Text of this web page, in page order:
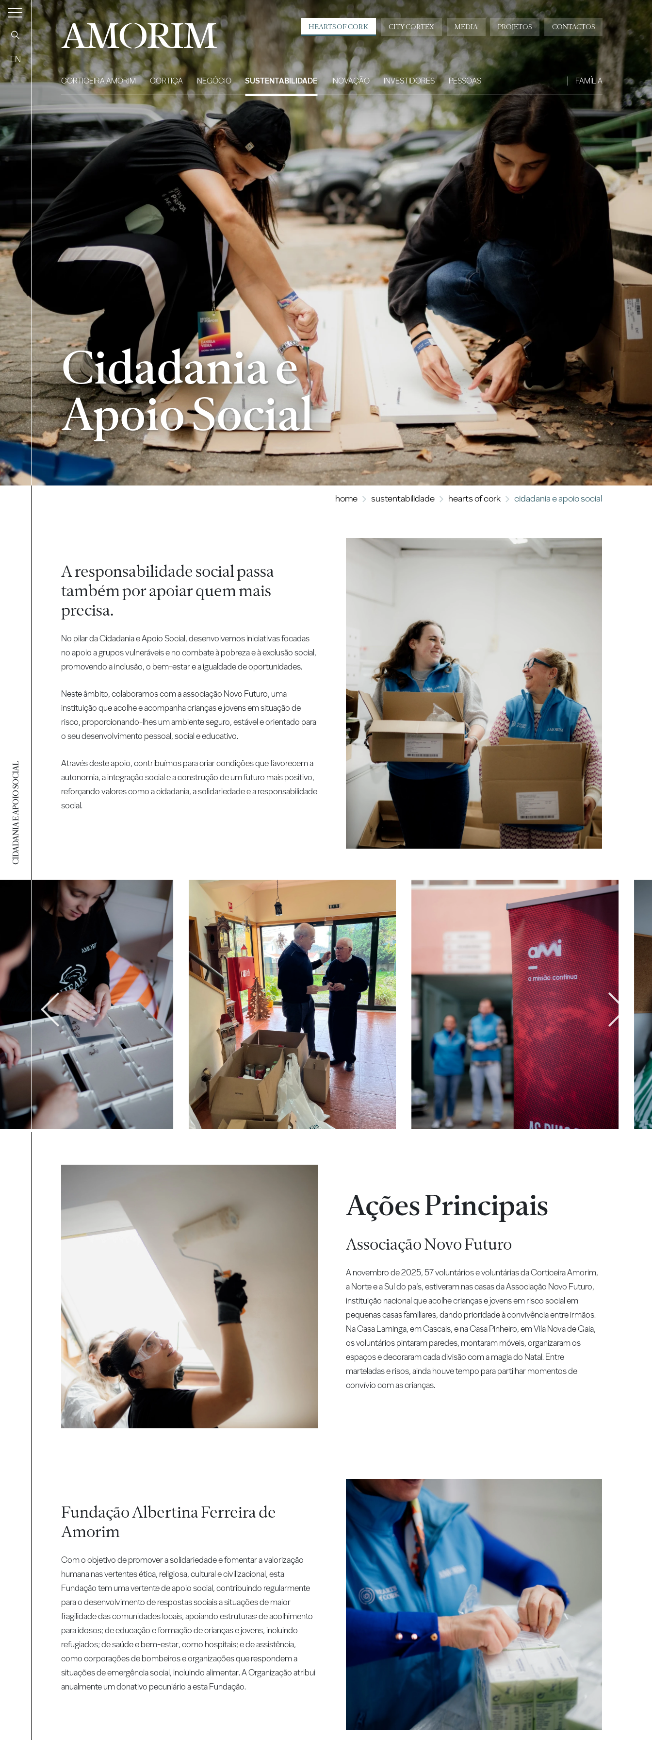
CIDADANIA E APOIO SOCIAL
EN
AMORIM CONTACTOS
PROJETOS
MEDIA
CITY CORTEX
HEARTS OF CORK
CORTICEIRA AMORIM CORTIÇA NEGÓCIO SUSTENTABILIDADE INOVAÇÃO INVESTIDORES PESSOAS FAMÍLIA
Cidadania e
Apoio Social
home sustentabilidade hearts of cork cidadania e apoio social
A responsabilidade social passa
também por apoiar quem mais
precisa.
No pilar da Cidadania e Apoio Social, desenvolvemos iniciativas focadas
no apoio a grupos vulneráveis e no combate à pobreza e à exclusão social,
promovendo a inclusão, o bem-estar e a igualdade de oportunidades.
Neste âmbito, colaboramos com a associação Novo Futuro, uma
instituição que acolhe e acompanha crianças e jovens em situação de
risco, proporcionando-lhes um ambiente seguro, estável e orientado para
o seu desenvolvimento pessoal, social e educativo.
Através deste apoio, contribuímos para criar condições que favorecem a
autonomia, a integração social e a construção de um futuro mais positivo,
reforçando valores como a cidadania, a solidariedade e a responsabilidade
social.
Ações Principais
Associação Novo Futuro
A novembro de 2025, 57 voluntários e voluntárias da Corticeira Amorim,
a Norte e a Sul do país, estiveram nas casas da Associação Novo Futuro,
instituição nacional que acolhe crianças e jovens em risco social em
pequenas casas familiares, dando prioridade à convivência entre irmãos.
Na Casa Laminga, em Cascais, e na Casa Pinheiro, em Vila Nova de Gaia,
os voluntários pintaram paredes, montaram móveis, organizaram os
espaços e decoraram cada divisão com a magia do Natal. Entre
marteladas e risos, ainda houve tempo para partilhar momentos de
convívio com as crianças.
Fundação Albertina Ferreira de
Amorim
Com o objetivo de promover a solidariedade e fomentar a valorização
humana nas vertentes ética, religiosa, cultural e civilizacional, esta
Fundação tem uma vertente de apoio social, contribuindo regularmente
para o desenvolvimento de respostas sociais a situações de maior
fragilidade das comunidades locais, apoiando estruturas: de acolhimento
para idosos; de educação e formação de crianças e jovens, incluindo
refugiados; de saúde e bem-estar, como hospitais; e de assistência,
como corporações de bombeiros e organizações que respondem a
situações de emergência social, incluindo alimentar. A Organização atribui
anualmente um donativo pecuniário a esta Fundação.